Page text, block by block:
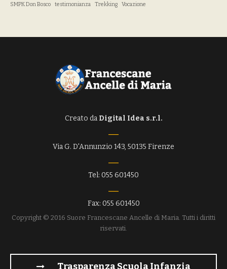
SMPK Don Bosco testimonianza Trekking Vocazione
Creato da Digital Idea s.r.l.
Via G. D'Annunzio 143, 50135 Firenze
Tel: 055 601450
Fax: 055 601450
Copyright © 2016 Suore Francescane Ancelle di Maria. Tutti i diritti
riservati.
Trasparenza Scuola Infanzia